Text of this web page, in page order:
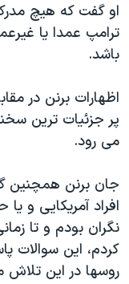
او گفت که هیچ
ترامپ عمدا یا
باشد.
اظهارات برنن در
پر جزئیات ترین
می رود.
جان برنن همچنین
افراد آمریکایی و
کردم، این سوالات
روسها در این تلاش